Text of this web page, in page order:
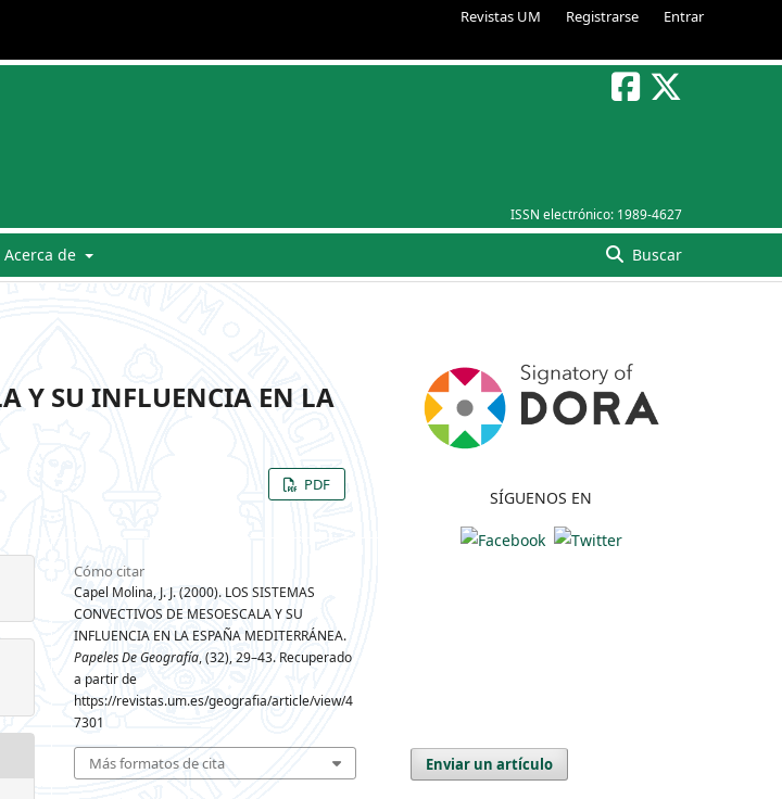
Revistas UM Registrarse Entrar
ISSN electrónico: 1989-4627
Acerca de Buscar
Y SU INFLUENCIA EN LA
PDF
Cómo citar
Capel Molina, J. J. (2000). LOS SISTEMAS
CONVECTIVOS DE MESOESCALA Y SU
INFLUENCIA EN LA ESPAÑA MEDITERRÁNEA.
Papeles De Geografía, (32), 29–43. Recuperado
a partir de
https://revistas.um.es/geografia/article/view/4
7301
Más formatos de cita
SÍGUENOS EN
Enviar un artículo